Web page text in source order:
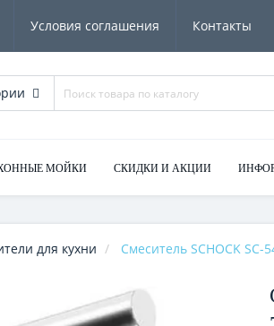
Условия соглашения Контакты
МОЙКИ СКИДКИ И АКЦИИ
для кухни Смеситель SCHOCK SC-